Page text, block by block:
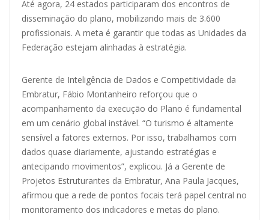
Até agora, 24 estados participaram dos encontros de
disseminação do plano, mobilizando mais de 3.600
profissionais. A meta é garantir que todas as Unidades da
Federação estejam alinhadas à estratégia.
Gerente de Inteligência de Dados e Competitividade da
Embratur, Fábio Montanheiro reforçou que o
acompanhamento da execução do Plano é fundamental
em um cenário global instável. “O turismo é altamente
sensível a fatores externos. Por isso, trabalhamos com
dados quase diariamente, ajustando estratégias e
antecipando movimentos”, explicou. Já a Gerente de
Projetos Estruturantes da Embratur, Ana Paula Jacques,
afirmou que a rede de pontos focais terá papel central no
monitoramento dos indicadores e metas do plano.